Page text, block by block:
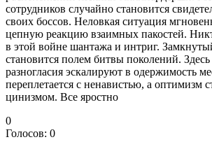
сотрудников случайно становится
своих боссов. Неловкая ситуация
цепную реакцию взаимных пакостей.
в этой войне шантажа и интриг.
становится полем битвы поколений.
разногласия эскалируют в одержимость
переплетается с ненавистью, а оптимизм
цинизмом. Все яростно
0
Голосов: 0